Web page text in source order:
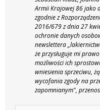
Armii Krajowej 86 jako
zgodnie z
2016/679 z dnia 27
ochronie danych
newslettera
że przysługuje mi
możliwości ich
wniesienia sprzeciwu,
wycofania zgody na
zapomnianym",